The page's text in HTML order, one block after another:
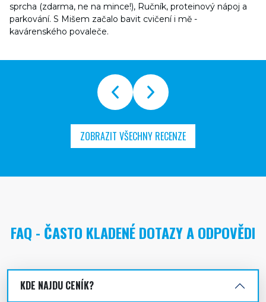
sprcha (zdarma, ne na mince!), Ručník, proteinový nápoj a
parkování. S Mišem začalo bavit cvičení i mě -
kavárenského povaleče.
ZOBRAZIT VŠECHNY RECENZE
FAQ - ČASTO KLADENÉ DOTAZY A ODPOVĚDI
KDE NAJDU CENÍK?